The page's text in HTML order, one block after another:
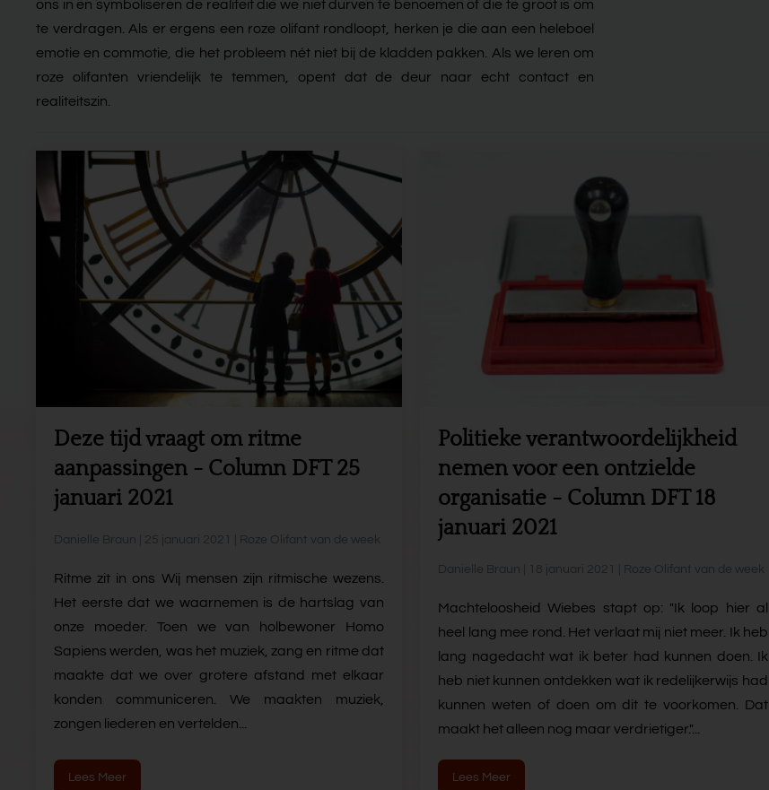
ons in en symboliseren de realiteit die we niet durven te benoemen of die te groot is om
te verdragen. Als er ergens een roze olifant rondloopt, herken je die aan een heleboel
emotie en commotie, die het probleem nét niet bij de kladden pakken. Als we leren om
roze olifanten vriendelijk te temmen, opent dat de deur naar echt contact en
realiteitszin.
Deze tijd vraagt om ritme
aanpassingen - Column DFT 25
januari 2021
Danielle Braun | 25 januari 2021 | Roze Olifant van de week
Ritme zit in ons Wij mensen zijn ritmische wezens.
Het eerste dat we waarnemen is de hartslag van
onze moeder. Toen we van holbewoner Homo
Sapiens werden, was het muziek, zang en ritme dat
maakte dat we over grotere afstand met elkaar
konden communiceren. We maakten muziek,
zongen liederen en vertelden...
Lees Meer
Politieke verantwoordelijkheid
nemen voor een ontzielde
organisatie - Column DFT 18
januari 2021
Danielle Braun | 18 januari 2021 | Roze Olifant van de week
Machteloosheid Wiebes stapt op: "Ik loop hier al
heel lang mee rond. Het verlaat mij niet meer. Ik heb
lang nagedacht wat ik beter had kunnen doen. Ik
heb niet kunnen ontdekken wat ik redelijkerwijs had
kunnen weten of doen om dit te voorkomen. Dat
maakt het alleen nog maar verdrietiger."...
Lees Meer